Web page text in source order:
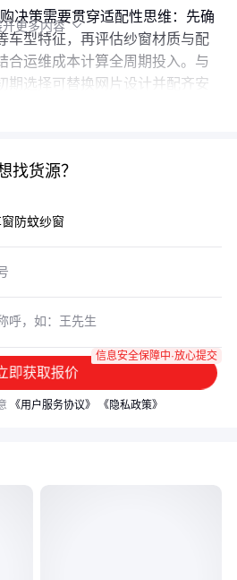
决策需要贯穿适配性思维：先确
车型特征，再评估纱窗材质与配
合运维成本计算全周期投入。与
期选择可替换网片设计并配齐安
开更多内容 
找货源？
即获取报价
信息安全保障中·放心提交
《用户服务协议》 《隐私政策》